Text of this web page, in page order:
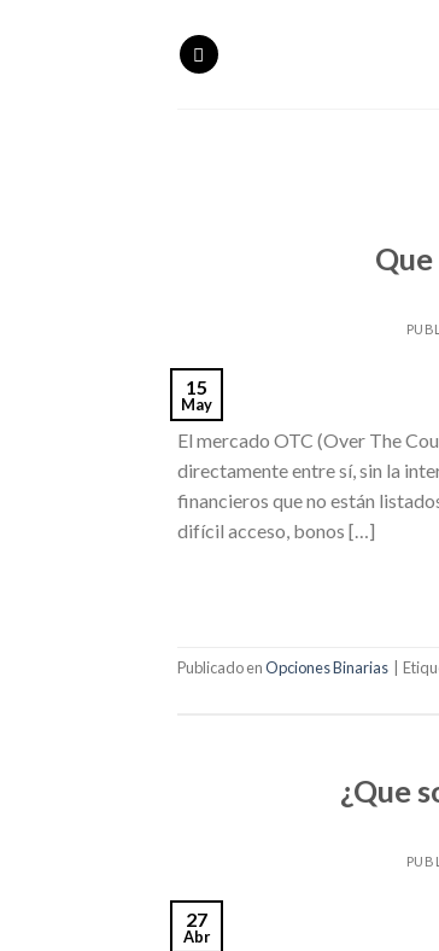
15
May
El mercado OTC (Over The
directamente entre sí, sin la
financieros que no están
difícil acceso, bonos […]
Publicado enOpciones Binarias
¿Que
27
Abr